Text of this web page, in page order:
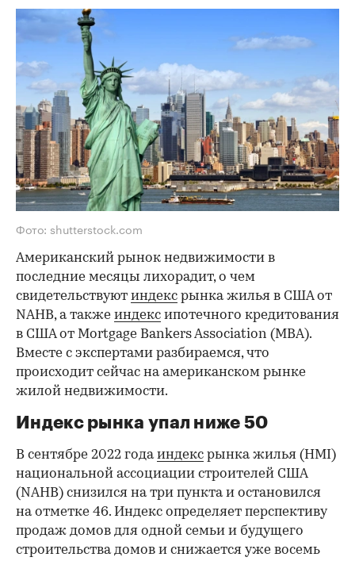
Фото: shutterstock.com
Американский рынок недвижимости в
последние месяцы лихорадит, о чем
свидетельствуют индекс рынка жилья в США от
NAHB, а также индекс ипотечного кредитования
в США от Mortgage Bankers Association (МВА).
Вместе с экспертами разбираемся, что
происходит сейчас на американском рынке
жилой недвижимости.
Индекс рынка упал ниже 50
В сентябре 2022 годаиндекс рынка жилья (HMI)
национальной ассоциации строителей США
(NAHB) снизился на три пункта и остановился
на отметке 46. Индекс определяет перспективу
продаж домов для одной семьи и будущего
строительства домов и снижается уже восемь